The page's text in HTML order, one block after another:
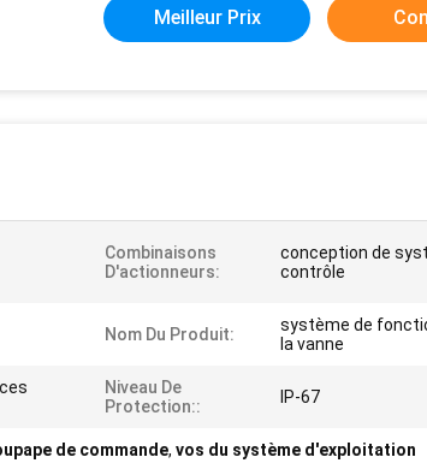
Meilleur Prix
Combinaisons
D'actionneurs:
conception de
contrôle
Nom Du Produit:
système de
la vanne
Niveau De
Protection::
IP-67
de commande, vos du système d'exploitation